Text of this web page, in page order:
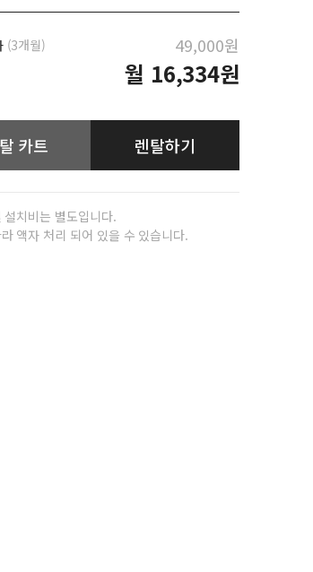
(3개월) 49,000원
월 16,334원
카트 렌탈하기
치비는 별도입니다.
액자 처리 되어 있을 수 있습니다.